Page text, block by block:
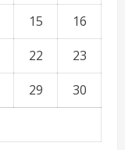
15
16
22
23
29
30